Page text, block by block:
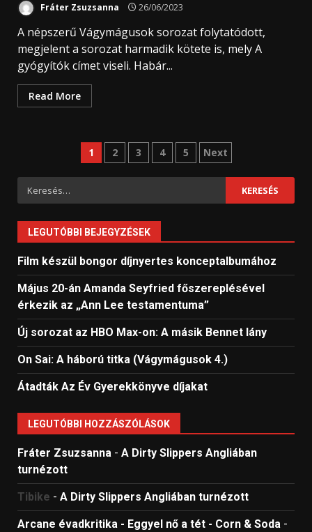
Fráter Zsuzsanna 26/06/2023
A népszerű Vágymágusok sorozat folytatódott,
megjelent a sorozat harmadik kötete is, mely A
gyógyítók címet viseli. Habár...
Read More
Bejegyzések
lapozása
1 2 3 4 5 Next
Keresés:
LEGUTÓBBI BEJEGYZÉSEK
Film készül bongor díjnyertes konceptalbumához
Május 20-án Amanda Seyfried főszereplésével
érkezik az „Ann Lee testamentuma”
Új sorozat az HBO Max-on: A másik Bennet lány
On Sai: A ​háború titka (Vágymágusok 4.)
Átadták Az Év Gyerekkönyve díjakat
LEGUTÓBBI HOZZÁSZÓLÁSOK
Fráter Zsuzsanna - A Dirty Slippers Angliában
turnézott
Tibike - A Dirty Slippers Angliában turnézott
Arcane évadkritika - Eggyel nő a tét - Corn & Soda -